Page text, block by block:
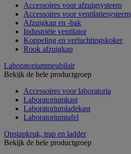
Accessoires voor afzuigsysteem
Accessoires voor ventilatiesysteem
Afzuigkap en -bak
Industriële ventilator
Koppeling en verluchtingskoker
Rook afzuigkap
Laboratoriummeubilair
Bekijk de hele productgroep
Accessoires voor laboratoria
Laboratoriumkast
Laboratoriumladekast
Laboratoriumtafel
Opstapkruk, trap en ladder
Bekijk de hele productgroep